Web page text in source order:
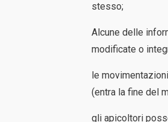
stesso;
Alcune delle
modificate o
le
(entra la fine del
gli apicoltori